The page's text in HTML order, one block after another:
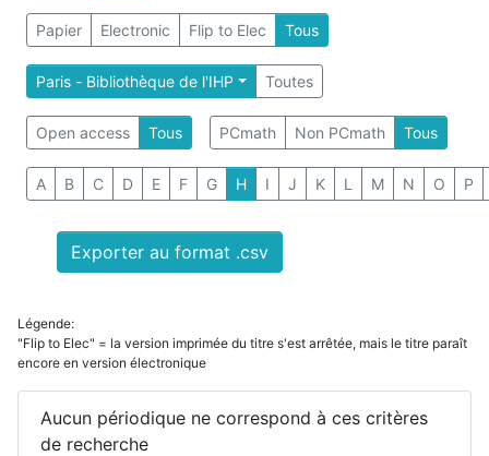
Papier Electronic Flip to Elec Tous
Paris - Bibliothèque de l'IHP Toutes
Open access Tous PCmath Non PCmath Tous
A B C D E F G H I J K L M N O P
Exporter au format .csv
Légende:
"Flip to Elec" = la version imprimée du titre s'est arrêtée, mais le titre paraît
encore en version électronique
Aucun périodique ne correspond à ces critères
de recherche